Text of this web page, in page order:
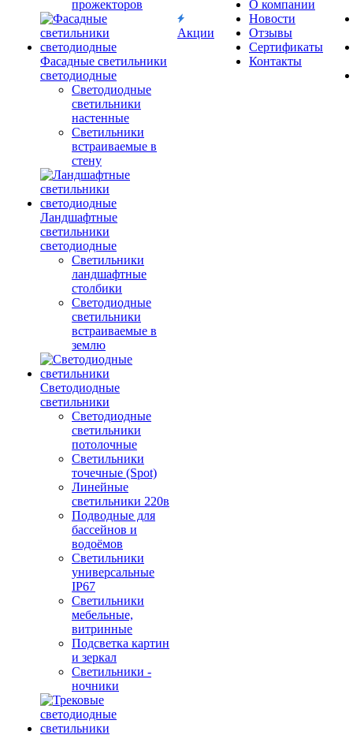
прожекторов
Фасадные светильники
светодиодные
Светодиодные
светильники
настенные
Светильники
встраиваемые в
стену
Ландшафтные
светильники
светодиодные
Светильники
ландшафтные
столбики
Светодиодные
светильники
встраиваемые в
землю
Светодиодные
светильники
Светодиодные
светильники
потолочные
Светильники
точечные (Spot)
Линейные
светильники 220в
Подводные для
бассейнов и
водоёмов
Светильники
универсальные
IP67
Светильники
мебельные,
витринные
Подсветка картин
и зеркал
Светильники -
ночники
Акции
О компании
Новости
Отзывы
Сертификаты
Контакты